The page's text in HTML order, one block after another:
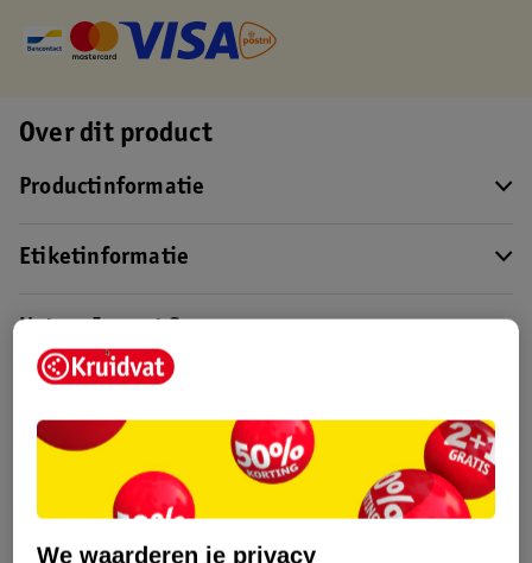
Over dit product
Productinformatie
Etiketinformatie
Meer informatie
Bestel & Bezorginformatie
We waarderen je privacy